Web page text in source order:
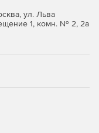
ресурсов
оптимизацию
VDI.
ул. Льва
1, комн. № 2, 2а